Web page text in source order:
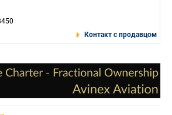
Контакт с продавцом